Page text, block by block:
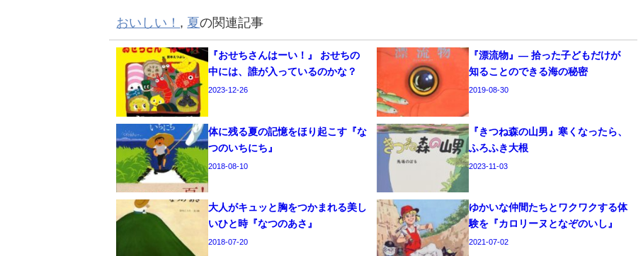
おいしい！ , 夏の関連記事
『おせちさんはーい！』 おせちの
中には、誰が入っているのかな？
2023-12-26
『漂流物』― 拾った子どもだけが
知ることのできる海の秘密
2019-08-30
体に残る夏の記憶をほり起こす『な
つのいちにち』
2018-08-10
『きつね森の山男』寒くなったら、
ふろふき大根
2023-11-03
大人がキュッと胸をつかまれる美し
いひと時『なつのあさ』
2018-07-20
ゆかいな仲間たちとワクワクする体
験を『カロリーヌとなぞのいし』
2021-07-02